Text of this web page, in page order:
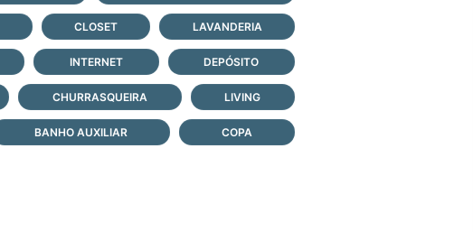
CLOSET LAVANDERIA
INTERNET DEPÓSITO
CHURRASQUEIRA LIVING
BANHO AUXILIAR COPA